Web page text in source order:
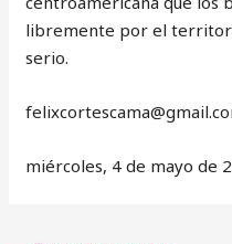
libremente por el
serio.
miércoles, 4 de mayo de